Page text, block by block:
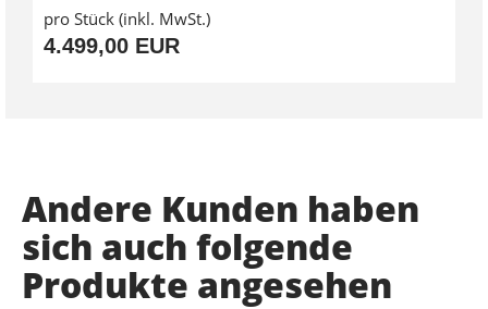
pro Stück (inkl. MwSt.)
4.499,00 EUR
Andere Kunden haben
sich auch folgende
Produkte angesehen